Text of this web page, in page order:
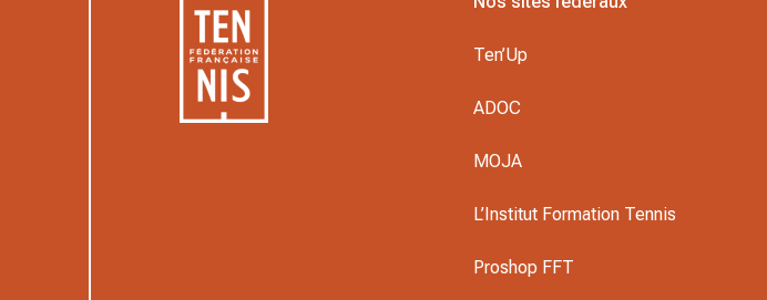
Ten’Up
ADOC
MOJA
L’Institut Formation Tennis
Proshop FFT